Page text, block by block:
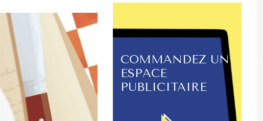
COMMANDEZ UN
ESPACE
PUBLICITAIRE